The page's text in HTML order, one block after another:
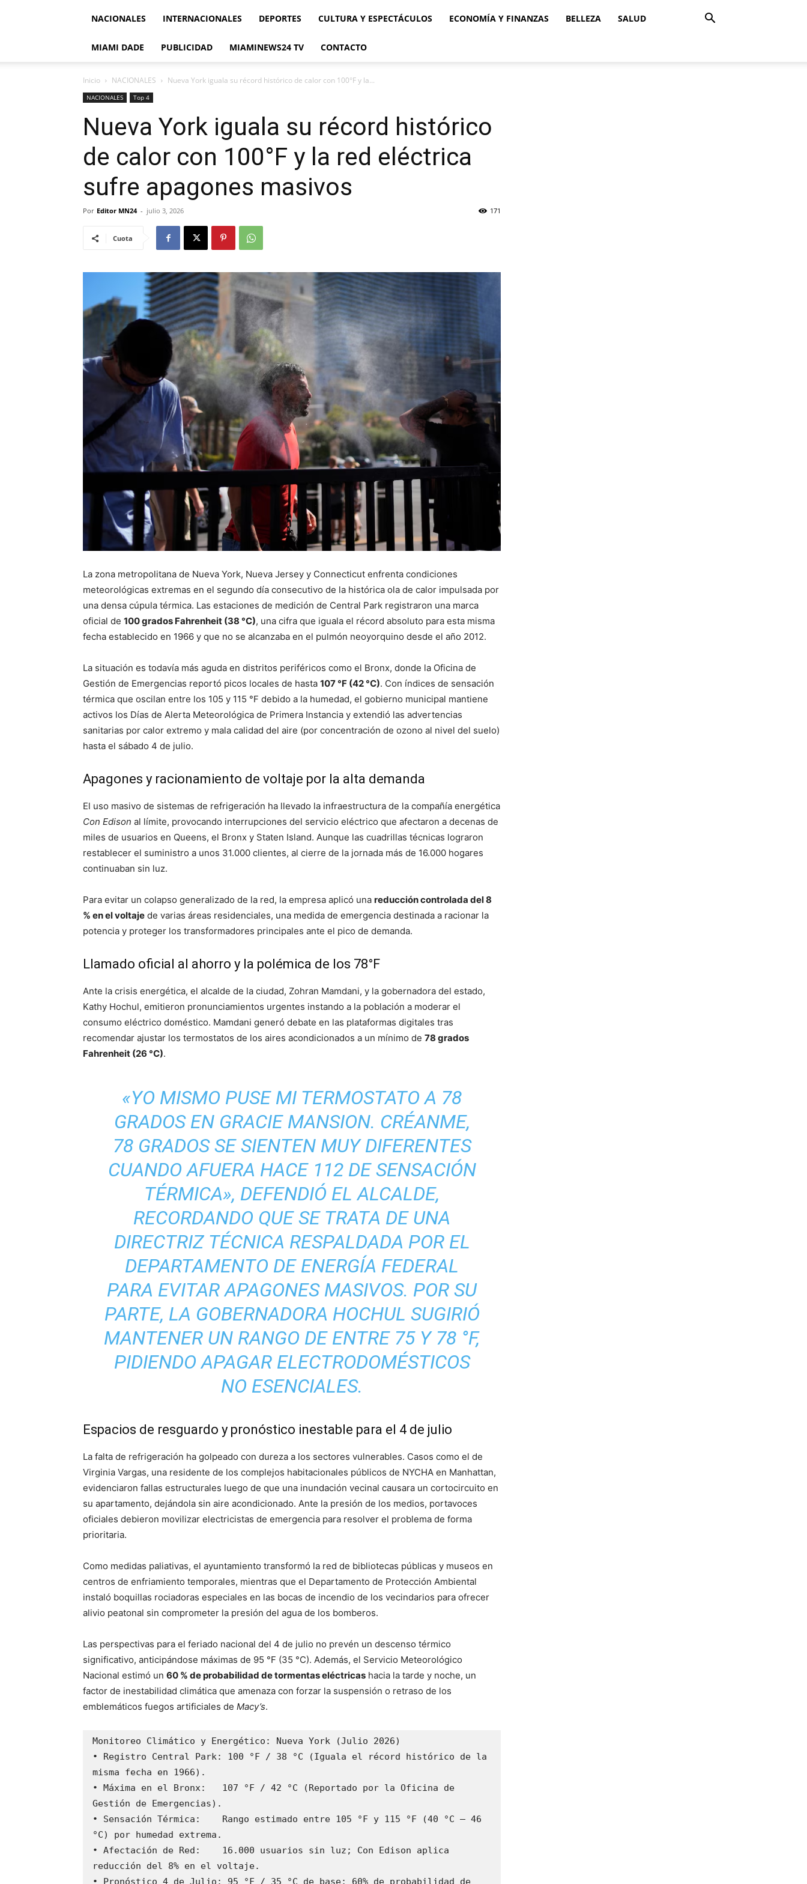
NACIONALES INTERNACIONALES DEPORTES CULTURA Y ESPECTÁCULOS ECONOMÍA Y FINANZAS BELLEZA SALUD
MIAMI DADE PUBLICIDAD MIAMINEWS24 TV CONTACTO
Inicio NACIONALES Nueva York iguala su récord histórico de calor con 100°F y la...
NACIONALES Top 4
Nueva York iguala su récord histórico
de calor con 100°F y la red eléctrica
sufre apagones masivos
Por Editor MN24 - julio 3, 2026 171
Cuota
La zona metropolitana de Nueva York, Nueva Jersey y Connecticut enfrenta condiciones
meteorológicas extremas en el segundo día consecutivo de la histórica ola de calor impulsada por
una densa cúpula térmica. Las estaciones de medición de Central Park registraron una marca
oficial de 100 grados Fahrenheit (38 °C), una cifra que iguala el récord absoluto para esta misma
fecha establecido en 1966 y que no se alcanzaba en el pulmón neoyorquino desde el año 2012.
La situación es todavía más aguda en distritos periféricos como el Bronx, donde la Oficina de
Gestión de Emergencias reportó picos locales de hasta 107 °F (42 °C). Con índices de sensación
térmica que oscilan entre los 105 y 115 °F debido a la humedad, el gobierno municipal mantiene
activos los Días de Alerta Meteorológica de Primera Instancia y extendió las advertencias
sanitarias por calor extremo y mala calidad del aire (por concentración de ozono al nivel del suelo)
hasta el sábado 4 de julio.
Apagones y racionamiento de voltaje por la alta demanda
El uso masivo de sistemas de refrigeración ha llevado la infraestructura de la compañía energética
Con Edison al límite, provocando interrupciones del servicio eléctrico que afectaron a decenas de
miles de usuarios en Queens, el Bronx y Staten Island. Aunque las cuadrillas técnicas lograron
restablecer el suministro a unos 31.000 clientes, al cierre de la jornada más de 16.000 hogares
continuaban sin luz.
Para evitar un colapso generalizado de la red, la empresa aplicó una reducción controlada del 8
% en el voltaje de varias áreas residenciales, una medida de emergencia destinada a racionar la
potencia y proteger los transformadores principales ante el pico de demanda.
Llamado oficial al ahorro y la polémica de los 78°F
Ante la crisis energética, el alcalde de la ciudad, Zohran Mamdani, y la gobernadora del estado,
Kathy Hochul, emitieron pronunciamientos urgentes instando a la población a moderar el
consumo eléctrico doméstico. Mamdani generó debate en las plataformas digitales tras
recomendar ajustar los termostatos de los aires acondicionados a un mínimo de 78 grados
Fahrenheit (26 °C).
«YO MISMO PUSE MI TERMOSTATO A 78
GRADOS EN GRACIE MANSION. CRÉANME,
78 GRADOS SE SIENTEN MUY DIFERENTES
CUANDO AFUERA HACE 112 DE SENSACIÓN
TÉRMICA», DEFENDIÓ EL ALCALDE,
RECORDANDO QUE SE TRATA DE UNA
DIRECTRIZ TÉCNICA RESPALDADA POR EL
DEPARTAMENTO DE ENERGÍA FEDERAL
PARA EVITAR APAGONES MASIVOS. POR SU
PARTE, LA GOBERNADORA HOCHUL SUGIRIÓ
MANTENER UN RANGO DE ENTRE 75 Y 78 °F,
PIDIENDO APAGAR ELECTRODOMÉSTICOS
NO ESENCIALES.
Espacios de resguardo y pronóstico inestable para el 4 de julio
La falta de refrigeración ha golpeado con dureza a los sectores vulnerables. Casos como el de
Virginia Vargas, una residente de los complejos habitacionales públicos de NYCHA en Manhattan,
evidenciaron fallas estructurales luego de que una inundación vecinal causara un cortocircuito en
su apartamento, dejándola sin aire acondicionado. Ante la presión de los medios, portavoces
oficiales debieron movilizar electricistas de emergencia para resolver el problema de forma
prioritaria.
Como medidas paliativas, el ayuntamiento transformó la red de bibliotecas públicas y museos en
centros de enfriamiento temporales, mientras que el Departamento de Protección Ambiental
instaló boquillas rociadoras especiales en las bocas de incendio de los vecindarios para ofrecer
alivio peatonal sin comprometer la presión del agua de los bomberos.
Las perspectivas para el feriado nacional del 4 de julio no prevén un descenso térmico
significativo, anticipándose máximas de 95 °F (35 °C). Además, el Servicio Meteorológico
Nacional estimó un 60 % de probabilidad de tormentas eléctricas hacia la tarde y noche, un
factor de inestabilidad climática que amenaza con forzar la suspensión o retraso de los
emblemáticos fuegos artificiales de Macy’s.
Monitoreo Climático y Energético: Nueva York (Julio 2026)
• Registro Central Park: 100 °F / 38 °C (Iguala el récord histórico de la
misma fecha en 1966).
• Máxima en el Bronx:   107 °F / 42 °C (Reportado por la Oficina de
Gestión de Emergencias).
• Sensación Térmica:    Rango estimado entre 105 °F y 115 °F (40 °C – 46
°C) por humedad extrema.
• Afectación de Red:    16.000 usuarios sin luz; Con Edison aplica
reducción del 8% en el voltaje.
• Pronóstico 4 de Julio: 95 °F / 35 °C de base; 60% de probabilidad de